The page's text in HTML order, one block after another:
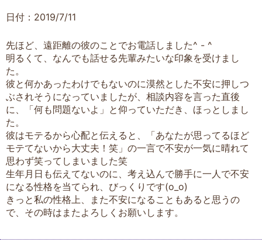
日付：2019/7/11
先ほど、遠距離の彼のことでお電話しました^ - ^
明るくて、なんでも話せる先輩みたいな印象を受けまし
た。
彼と何かあったわけでもないのに漠然とした不安に押しつ
ぶされそうになっていましたが、相談内容を言った直後
に、「何も問題ないよ」と仰っていただき、ほっとしまし
た。
彼はモテるから心配と伝えると、「あなたが思ってるほど
モテてないから大丈夫！笑」の一言で不安が一気に晴れて
思わず笑ってしまいました笑
生年月日も伝えてないのに、考え込んで勝手に一人で不安
になる性格を当てられ、びっくりです(o_o)
きっと私の性格上、また不安になることもあると思うの
で、その時はまたよろしくお願いします。